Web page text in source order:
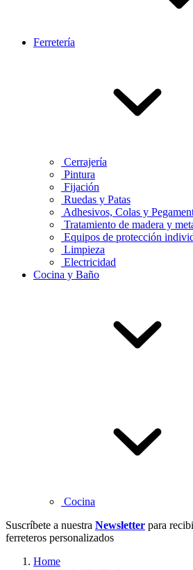
Ferretería
Cerrajería
Pintura
Fijación
Ruedas y Patas
Adhesivos, Colas y
Tratamiento de madera y
Equipos de protección
Limpieza
Electricidad
Cocina y Baño
Cocina
Suscríbete a nuestra Newsletter para
ferreteros personalizados
Home